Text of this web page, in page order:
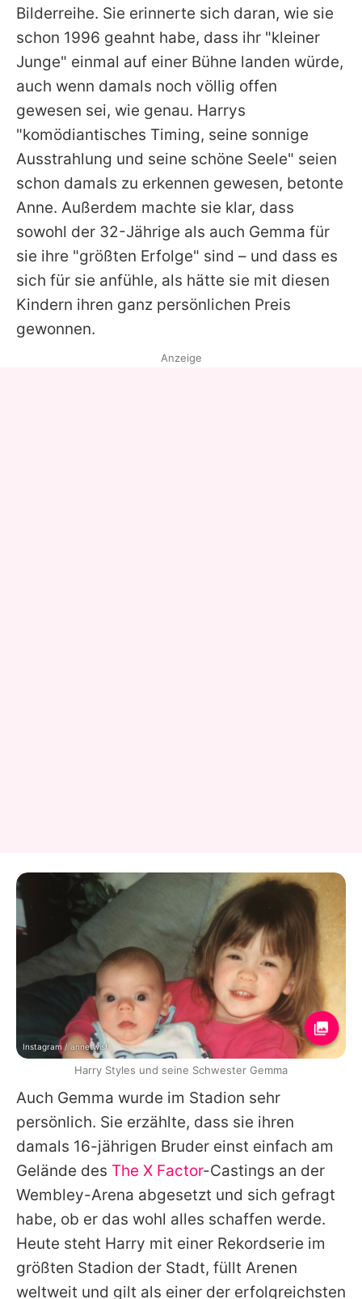
Bilderreihe. Sie erinnerte sich daran, wie sie
schon 1996 geahnt habe, dass ihr "kleiner
Junge" einmal auf einer Bühne landen würde,
auch wenn damals noch völlig offen
gewesen sei, wie genau. Harrys
"komödiantisches Timing, seine sonnige
Ausstrahlung und seine schöne Seele" seien
schon damals zu erkennen gewesen, betonte
Anne. Außerdem machte sie klar, dass
sowohl der 32-Jährige als auch Gemma für
sie ihre "größten Erfolge" sind – und dass es
sich für sie anfühle, als hätte sie mit diesen
Kindern ihren ganz persönlichen Preis
gewonnen.
Auch Gemma wurde im Stadion sehr
persönlich. Sie erzählte, dass sie ihren
damals 16-jährigen Bruder einst einfach am
Gelände des The X Factor-Castings an der
Wembley-Arena abgesetzt und sich gefragt
habe, ob er das wohl alles schaffen werde.
Heute steht Harry mit einer Rekordserie im
größten Stadion der Stadt, füllt Arenen
weltweit und gilt als einer der erfolgreichsten
Anzeige
Instagram / annetwist
Harry Styles und seine Schwester Gemma